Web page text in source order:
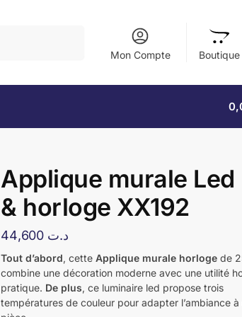
Mon Compte Boutique
Applique murale Led
& horloge XX192
د.ت
Tout d’abord, cetteApplique murale horloge de
combine une décoration moderne avec une utilité
pratique. De plus, ce luminaire led propose trois
températures de couleur pour adapter l’ambiance